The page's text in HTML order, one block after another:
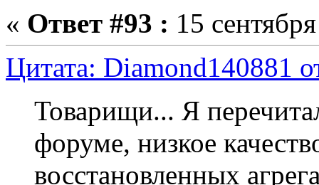
« Ответ #93 : 15
Цитата: Diamond140881
Товарищи... Я
форуме, низкое
восстановленных